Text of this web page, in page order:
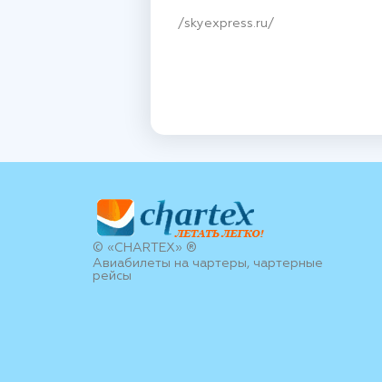
/skyexpress.ru/
© «CHARTEX» ®
Авиабилеты на чартеры, чартерные
рейсы